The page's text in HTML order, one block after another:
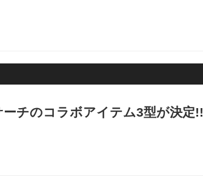
チのコラボアイテム3型が決定!!